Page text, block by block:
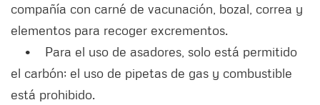
compañía con carné de vacunación, bozal, correa y
elementos para recoger excrementos.
• Para el uso de asadores, solo está permitido
el carbón; el uso de pipetas de gas y combustible
está prohibido.